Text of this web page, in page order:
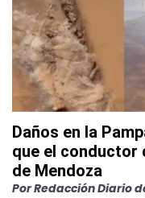
Daños en la
que el conductor
de Mendoza
PorRedacción Diario